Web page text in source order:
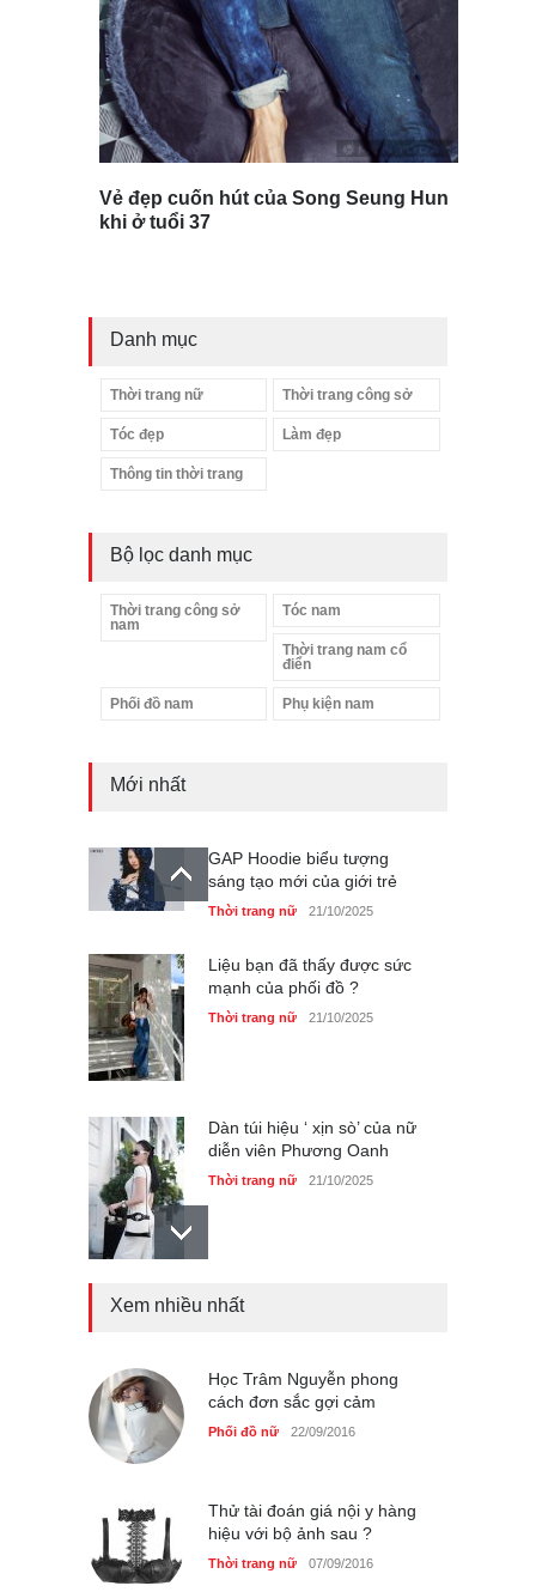
Vẻ đẹp cuốn hút của Song Seung Hun
khi ở tuổi 37
Danh mục
Thời trang nữ Thời trang công sở
Tóc đẹp Làm đẹp
Thông tin thời trang
Bộ lọc danh mục
Thời trang công sở
nam
Tóc nam
Thời trang nam cổ
điển
Phối đồ nam Phụ kiện nam
Mới nhất
GAP Hoodie biểu tượng
sáng tạo mới của giới trẻ
Thời trang nữ 21/10/2025
Liệu bạn đã thấy được sức
mạnh của phối đồ ?
Thời trang nữ 21/10/2025
Dàn túi hiệu ‘ xịn sò’ của nữ
diễn viên Phương Oanh
Thời trang nữ 21/10/2025
Mẫu áo khoác đẹp cho phụ
Xem nhiều nhất
Học Trâm Nguyễn phong
cách đơn sắc gợi cảm
Phối đồ nữ 22/09/2016
Thử tài đoán giá nội y hàng
hiệu với bộ ảnh sau ?
Thời trang nữ 07/09/2016